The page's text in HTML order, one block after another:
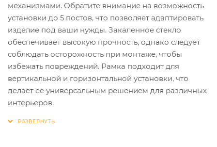
механизмами. Обратите внимание на возможность
установки до 5 постов, что позволяет адаптировать
изделие под ваши нужды. Закаленное стекло
обеспечивает высокую прочность, однако следует
соблюдать осторожность при монтаже, чтобы
избежать повреждений. Рамка подходит для
вертикальной и горизонтальной установки, что
делает ее универсальным решением для различных
интерьеров.